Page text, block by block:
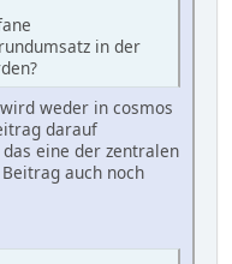
in der
weder in cosmos
darauf
eine der zentralen
auch noch